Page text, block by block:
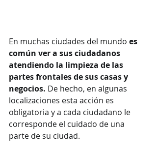
En muchas ciudades del mundo es
común ver a sus ciudadanos
atendiendo la limpieza de las
partes frontales de sus casas y
negocios. De hecho, en algunas
localizaciones esta acción es
obligatoria y a cada ciudadano le
corresponde el cuidado de una
parte de su ciudad.